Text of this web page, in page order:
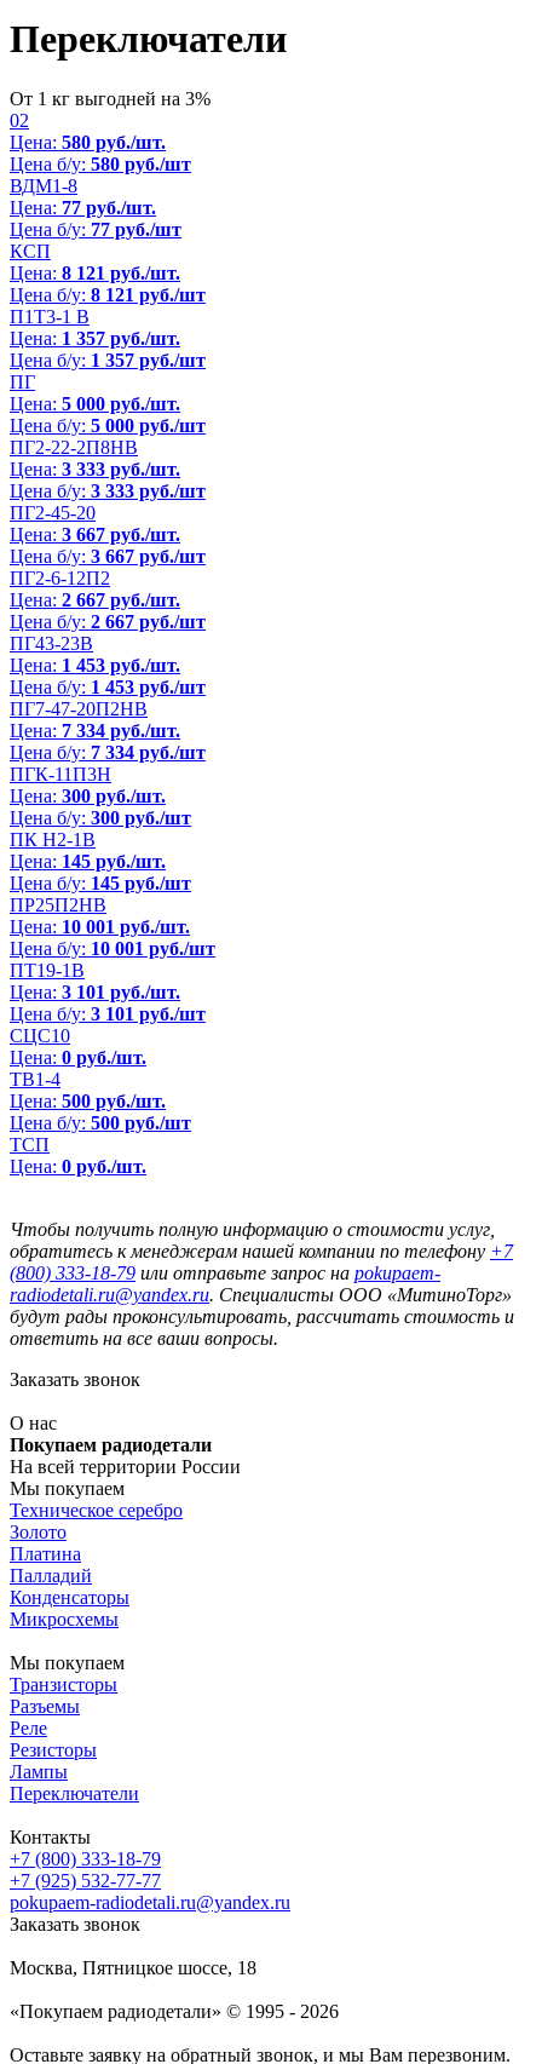
Переключатели
От 1 кг выгодней на 3%
02
Цена: 580 руб./шт.
Цена б/у: 580 руб./шт
ВДМ1-8
Цена: 77 руб./шт.
Цена б/у: 77 руб./шт
КСП
Цена: 8 121 руб./шт.
Цена б/у: 8 121 руб./шт
П1Т3-1 В
Цена: 1 357 руб./шт.
Цена б/у: 1 357 руб./шт
ПГ
Цена: 5 000 руб./шт.
Цена б/у: 5 000 руб./шт
ПГ2-22-2П8НВ
Цена: 3 333 руб./шт.
Цена б/у: 3 333 руб./шт
ПГ2-45-20
Цена: 3 667 руб./шт.
Цена б/у: 3 667 руб./шт
ПГ2-6-12П2
Цена: 2 667 руб./шт.
Цена б/у: 2 667 руб./шт
ПГ43-23В
Цена: 1 453 руб./шт.
Цена б/у: 1 453 руб./шт
ПГ7-47-20П2НВ
Цена: 7 334 руб./шт.
Цена б/у: 7 334 руб./шт
ПГК-11П3Н
Цена: 300 руб./шт.
Цена б/у: 300 руб./шт
ПК Н2-1В
Цена: 145 руб./шт.
Цена б/у: 145 руб./шт
ПР25П2НВ
Цена: 10 001 руб./шт.
Цена б/у: 10 001 руб./шт
ПТ19-1В
Цена: 3 101 руб./шт.
Цена б/у: 3 101 руб./шт
СЦС10
Цена: 0 руб./шт.
ТВ1-4
Цена: 500 руб./шт.
Цена б/у: 500 руб./шт
ТСП
Цена: 0 руб./шт.
Чтобы получить полную информацию о стоимости услуг,
обратитесь к менеджерам нашей компании по телефону +7
(800) 333-18-79 или отправьте запрос на pokupaem-
radiodetali.ru@yandex.ru. Специалисты ООО «МитиноТорг»
будут рады проконсультировать, рассчитать стоимость и
ответить на все ваши вопросы.
Заказать звонок
О нас
Покупаем радиодетали
На всей территории России
Мы покупаем
Техническое серебро
Золото
Платина
Палладий
Конденсаторы
Микросхемы
Мы покупаем
Транзисторы
Разъемы
Реле
Резисторы
Лампы
Переключатели
Контакты
+7 (800) 333-18-79
+7 (925) 532-77-77
pokupaem-radiodetali.ru@yandex.ru
Заказать звонок
Москва, Пятницкое шоссе, 18
«Покупаем радиодетали» © 1995 - 2026
Оставьте заявку на обратный звонок, и мы Вам перезвоним.